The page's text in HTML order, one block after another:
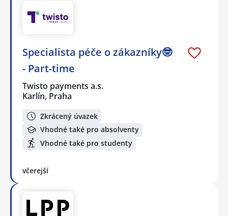
Specialista péče o zákazníky🤓
- Part-time
Twisto payments a.s.
Karlín, Praha
Zkrácený úvazek
Vhodné také pro absolventy
Vhodné také pro studenty
včerejší